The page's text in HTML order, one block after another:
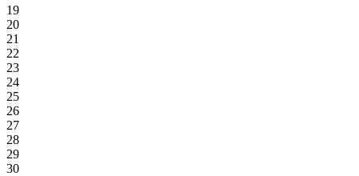
19
20
21
22
23
24
25
26
27
28
29
30